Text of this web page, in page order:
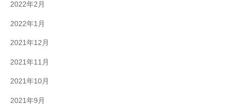
2022年2月
2022年1月
2021年12月
2021年11月
2021年10月
2021年9月